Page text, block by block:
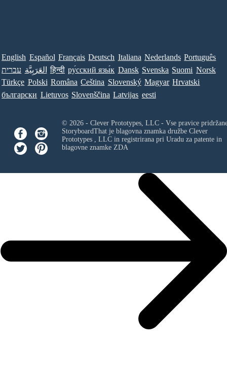
English Español Français Deutsch Italiana Nederlands Português
עברית العَرَبِيَّة हिन्दी ру́сский язы́к Dansk Svenska Suomi Norsk
Türkçe Polski Româna Ceština Slovenský Magyar Hrvatski
български Lietuvos Slovenščina Latvijas eesti
© 2026 - Clever Prototypes, LLC - Vse pravice
StoryboardThat je blagovna znamka družbe Clever
Prototypes , LLCin registrirana pri Uradu za patente in
blagovne znamke ZDA